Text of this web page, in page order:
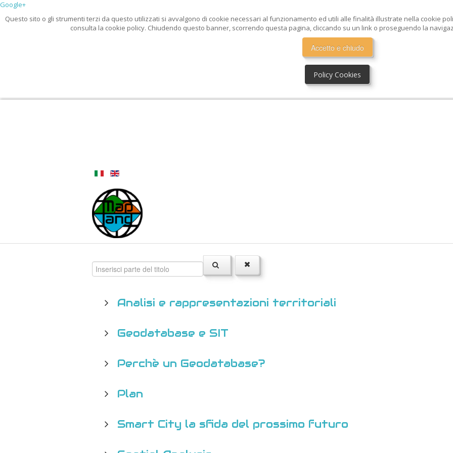
Google+
Questo sito o gli strumenti terzi da questo utilizzati si avvalgono di cookie necessari al funzionamento ed utili alle finalità illustrate nella cookie
consulta la cookie policy. Chiudendo questo banner, scorrendo questa pagina, cliccando su un link o proseguendo la
Accetto e chiudo
Policy Cookies
Analisi e rappresentazioni territoriali
Geodatabase e SIT
Perchè un Geodatabase?
Plan
Smart City la sfida del prossimo futuro